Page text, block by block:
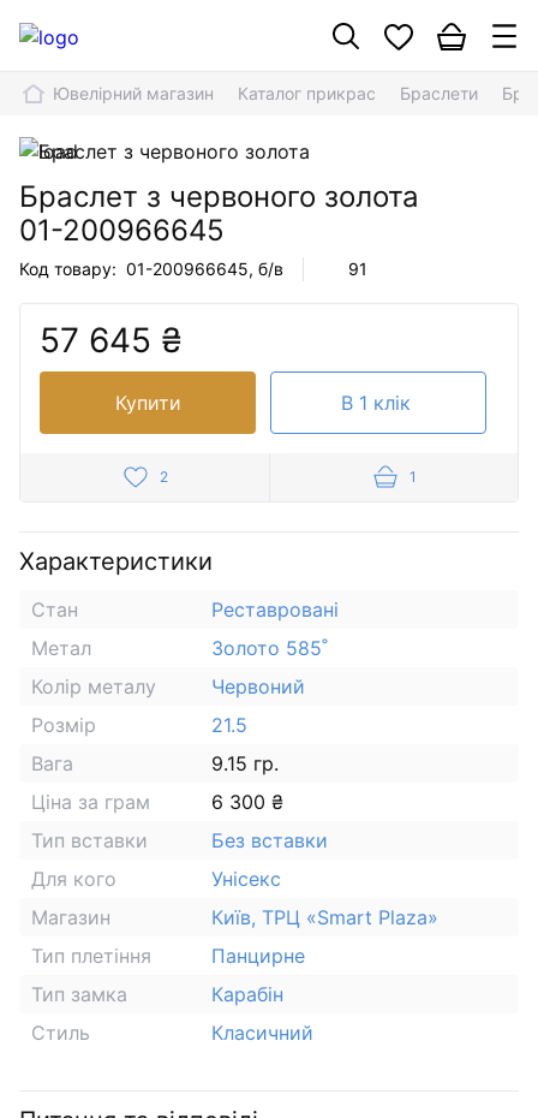
Ювелірний магазин Каталог прикрас Браслети
Браслет з червоного золота
01-200966645
Код товару: 01-200966645, б/в 91
57 645 ₴
Купити В 1 клік
2 1
Характеристики
Стан
Реставровані
Метал
Золото 585˚
Колір металу
Червоний
Розмір
21.5
Вага
9.15 гр.
Ціна за грам
6 300 ₴
Тип вставки
Без вставки
Для кого
Унісекс
Магазин
Київ, ТРЦ «Smart Plaza»
Тип плетіння
Панцирне
Тип замка
Карабін
Стиль
Класичний